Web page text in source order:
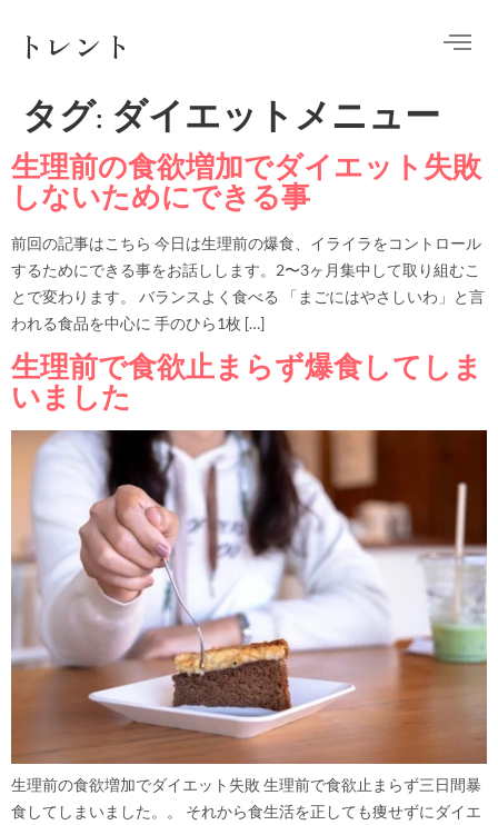
トレント
タグ: ダイエットメニュー
生理前の食欲増加でダイエット失敗
しないためにできる事
前回の記事はこちら 今日は生理前の爆食、イライラをコントロール
するためにできる事をお話しします。2〜3ヶ月集中して取り組むこ
とで変わります。 バランスよく食べる 「まごにはやさしいわ」と言
われる食品を中心に 手のひら1枚 […]
生理前で食欲止まらず爆食してしま
いました
生理前の食欲増加でダイエット失敗 生理前で食欲止まらず三日間暴
食してしまいました。。 それから食生活を正しても痩せずにダイエ